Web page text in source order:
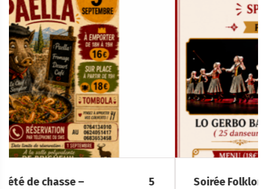
Soirée Folklorique – Brigueuil – Samedi 08